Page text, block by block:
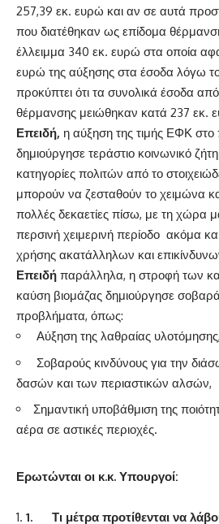
257,39 εκ. ευρώ και αν σε αυτά
που διατέθηκαν ως επίδομα
έλλειμμα 340 εκ. ευρώ στα οποία
ευρώ της αύξησης στα έσοδα λόγω
προκύπτει ότι τα συνολικά έσοδα
θέρμανσης μειώθηκαν κατά 237 εκ.
Επειδή, η αύξηση της τιμής ΕΦΚ
δημιούργησε τεράστιο κοινωνικό
κατηγορίες πολιτών από το
μπορούν να ζεσταθούν το χειμώνα
πολλές δεκαετίες πίσω, με τη χώρα
περσινή χειμερινή περίοδο ακόμα
χρήσης ακατάλληλων και
Επειδή παράλληλα, η στροφή των
καύση βιομάζας δημιούργησε
προβλήματα, όπως:
Αύξηση της λαθραίας υλοτόμησης,
Σοβαρούς κινδύνους για την
δασών και των περιαστικών αλσών,
Σημαντική υποβάθμιση της
αέρα σε αστικές περιοχές.
Ερωτώνται οι κ.κ. Υπουργοί:
1. Τι μέτρα προτίθενται να